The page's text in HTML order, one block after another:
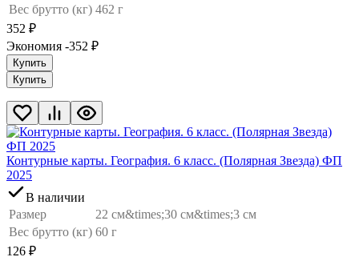
Вес брутто (кг) 462 г
352 ₽
Экономия -352 ₽
Купить
Купить
Контурные карты. География. 6 класс. (Полярная Звезда) ФП
2025
В наличии
Размер
22 см&times;30 см&times;3 см
Вес брутто (кг) 60 г
126 ₽